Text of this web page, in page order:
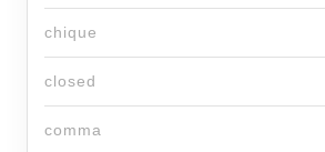
chique
closed
comma